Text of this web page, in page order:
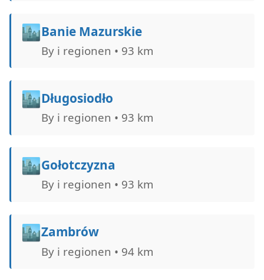
🏙️Banie Mazurskie
By i regionen • 93 km
🏙️Długosiodło
By i regionen • 93 km
🏙️Gołotczyzna
By i regionen • 93 km
🏙️Zambrów
By i regionen • 94 km